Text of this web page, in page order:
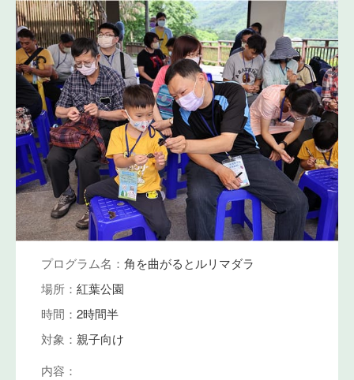
プログラム名： 角を曲がるとルリマダラ
場所： 紅葉公園
時間： 2時間半
対象： 親子向け
内容：